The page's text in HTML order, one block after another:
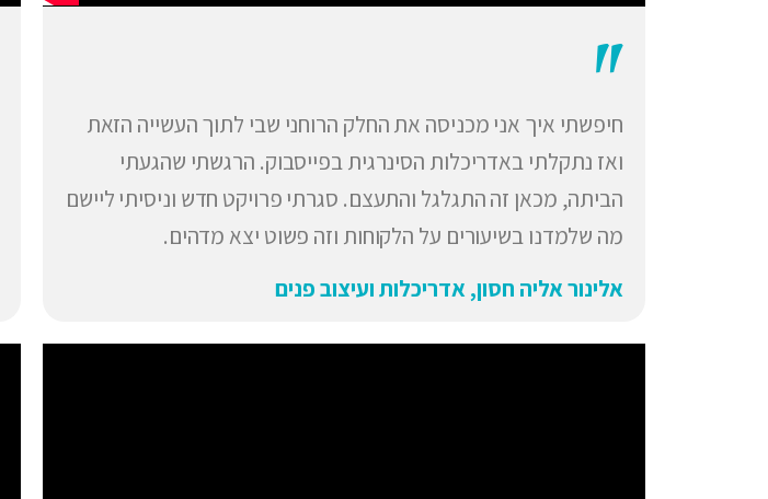
"
חיפשתי איך אני מכניסה את החלק הרוחני שבי לתוך העשייה הזאת
ואז נתקלתי באדריכלות הסינרגית בפייסבוק. הרגשתי שהגעתי
הביתה, מכאן זה התגלגל והתעצם. סגרתי פרויקט חדש וניסיתי ליישם
מה שלמדנו בשיעורים על הלקוחות וזה פשוט יצא מדהים.
אלינור אליה חסון, אדריכלות ועיצוב פנים